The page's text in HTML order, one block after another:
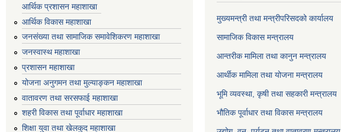
आर्थिक प्रशासन महाशाखा
आर्थिक विकास महाशाखा
जनसंख्या तथा सामाजिक समावेशिकरण महाशाखा
जनस्वास्थ महाशाखा
प्रशासन महाशाखा
योजना अनुगमन तथा मुल्याङ्कन महाशाखा
वातावरण तथा सरसफाई महाशाखा
शहरी विकास तथा पूर्वाधार महाशाखा
शिक्षा युवा तथा खेलकुद महाशाखा
मुख्यमन्त्री तथा मन्त्रीपरिसदको कार्यालय
सामाजिक विकास मन्त्रालय
आन्तरीक मामिला तथा कानुन मन्त्रालय
आर्थीक मामिला तथा योजना मन्त्रालय
भूमि व्यवस्था, कृषी तथा सहकारी मन्त्रालय
भौतिक पूर्वाधार तथा विकास मन्त्रालय